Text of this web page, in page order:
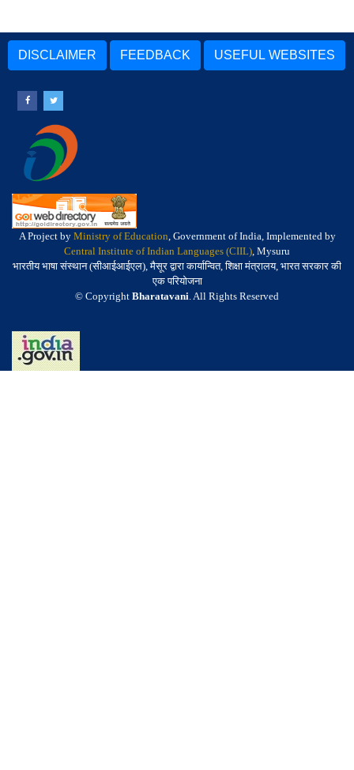
DISCLAIMER FEEDBACK USEFUL WEBSITES
A Project by Ministry of Education, Government of India, Implemented by
Central Institute of Indian Languages (CIIL), Mysuru
भारतीय भाषा संस्थान (सीआईआईएल), मैसूर द्वारा कार्यान्वित, शिक्षा मंत्रालय, भारत सरकार की
एक परियोजना
© Copyright Bharatavani. All Rights Reserved